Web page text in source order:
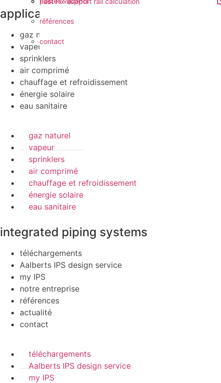
références
contact
applications
gaz naturel
vapeur
sprinklers
air comprimé
chauffage et refroidissement
énergie solaire
eau sanitaire
gaz naturel
vapeur
sprinklers
air comprimé
chauffage et refroidissement
énergie solaire
eau sanitaire
integrated piping systems
téléchargements
Aalberts IPS design service
my IPS
notre entreprise
références
actualité
contact
téléchargements
Aalberts IPS design service
my IPS